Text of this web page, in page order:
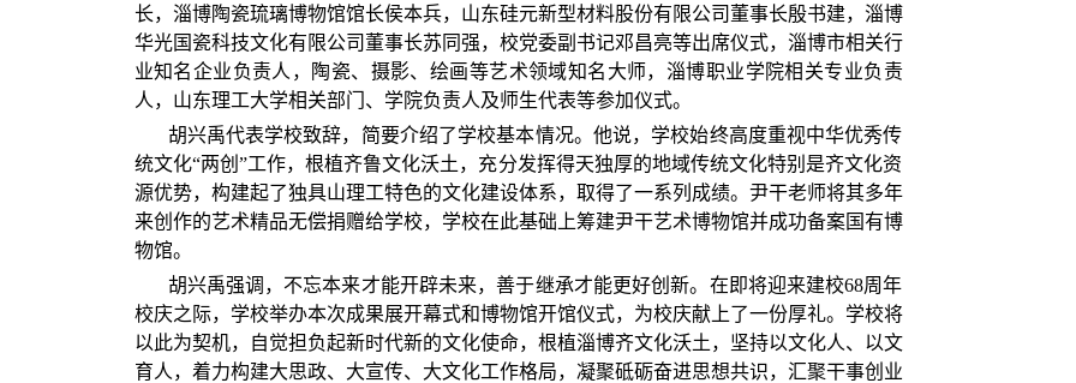
长，淄博陶瓷琉璃博物馆馆长侯本兵，山东硅元新型材料股份有限公司董事长殷书建，淄博
华光国瓷科技文化有限公司董事长苏同强，校党委副书记邓昌亮等出席仪式，淄博市相关行
业知名企业负责人，陶瓷、摄影、绘画等艺术领域知名大师，淄博职业学院相关专业负责
人，山东理工大学相关部门、学院负责人及师生代表等参加仪式。
胡兴禹代表学校致辞，简要介绍了学校基本情况。他说，学校始终高度重视中华优秀传
统文化“两创”工作，根植齐鲁文化沃土，充分发挥得天独厚的地域传统文化特别是齐文化资
源优势，构建起了独具山理工特色的文化建设体系，取得了一系列成绩。尹干老师将其多年
来创作的艺术精品无偿捐赠给学校，学校在此基础上筹建尹干艺术博物馆并成功备案国有博
物馆。
胡兴禹强调，不忘本来才能开辟未来，善于继承才能更好创新。在即将迎来建校68周年
校庆之际，学校举办本次成果展开幕式和博物馆开馆仪式，为校庆献上了一份厚礼。学校将
以此为契机，自觉担负起新时代新的文化使命，根植淄博齐文化沃土，坚持以文化人、以文
育人，着力构建大思政、大宣传、大文化工作格局，凝聚砥砺奋进思想共识，汇聚干事创业